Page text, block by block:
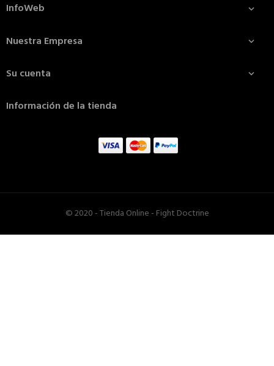
InfoWeb 
Nuestra Empresa 
Su cuenta 
Información de la tienda
© 2020 - Tienda Online - Fight Doctrine